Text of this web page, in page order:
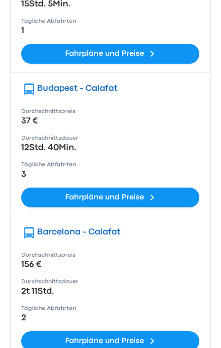
15Std. 5Min.
Tägliche Abfahrten
1
Fahrpläne und Preise
Budapest - Calafat
Durchschnittspreis
37 €
Durchschnittsdauer
12Std. 40Min.
Tägliche Abfahrten
3
Fahrpläne und Preise
Barcelona - Calafat
Durchschnittspreis
156 €
Durchschnittsdauer
2t 11Std.
Tägliche Abfahrten
2
Fahrpläne und Preise